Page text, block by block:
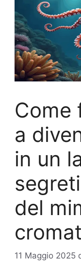
Come
a
in un
del
11 Maggio 2025